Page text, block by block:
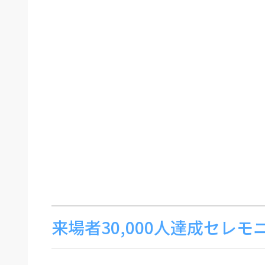
来場者30,000人達成セレモ